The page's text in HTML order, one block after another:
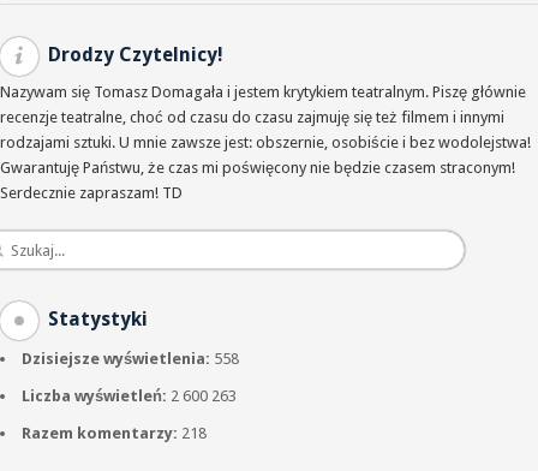
Drodzy Czytelnicy!
Nazywam się Tomasz Domagała i jestem krytykiem teatralnym. Piszę głównie
recenzje teatralne, choć od czasu do czasu zajmuję się też filmem i innymi
rodzajami sztuki. U mnie zawsze jest: obszernie, osobiście i bez wodolejstwa!
Gwarantuję Państwu, że czas mi poświęcony nie będzie czasem straconym!
Serdecznie zapraszam! TD
Statystyki
Dzisiejsze wyświetlenia: 558
Liczba wyświetleń: 2 600 263
Razem komentarzy: 218